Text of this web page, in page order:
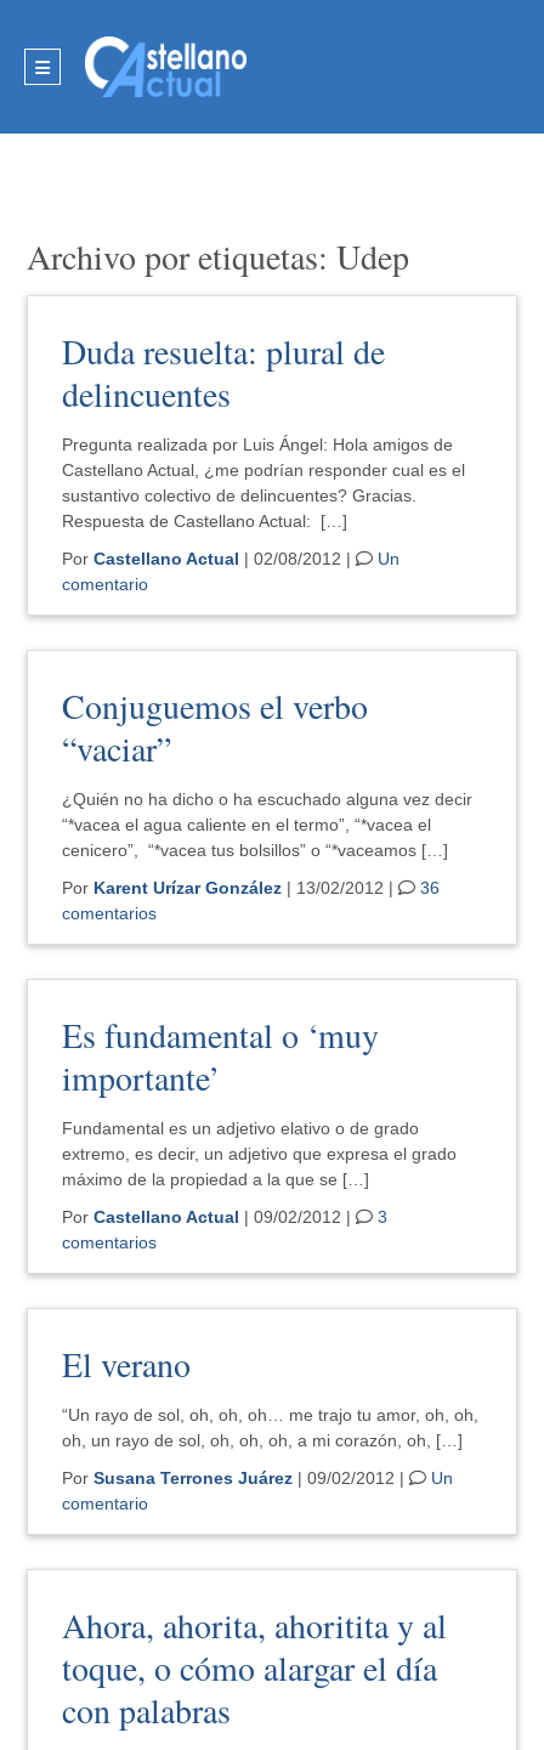
Archivo por etiquetas: Udep
Duda resuelta: plural de
delincuentes
Pregunta realizada por Luis Ángel: Hola amigos de
Castellano Actual, ¿me podrían responder cual es el
sustantivo colectivo de delincuentes? Gracias.
Respuesta de Castellano Actual: […]
PorCastellano Actual | 02/08/2012 |
Un
comentario
Conjuguemos el verbo
“vaciar”
¿Quién no ha dicho o ha escuchado alguna vez decir
“*vacea el agua caliente en el termo”, “*vacea el
cenicero”, “*vacea tus bolsillos” o “*vaceamos […]
Por Karent Urízar González | 13/02/2012 |
36
comentarios
Es fundamental o ‘muy
importante’
Fundamental es un adjetivo elativo o de grado
extremo, es decir, un adjetivo que expresa el grado
máximo de la propiedad a la que se […]
PorCastellano Actual | 09/02/2012 |
3
comentarios
El verano
“Un rayo de sol, oh, oh, oh… me trajo tu amor, oh, oh,
oh, un rayo de sol, oh, oh, oh, a mi corazón, oh, […]
PorSusana Terrones Juárez | 09/02/2012 |
Un
comentario
Ahora, ahorita, ahoritita y al
toque, o cómo alargar el día
con palabras